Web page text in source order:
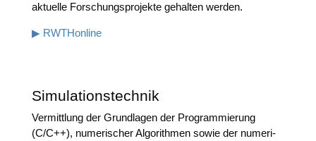
aktu­el­le For­schungs­pro­jek­te gehal­ten werden.
▶ RWTHon­line
Simulationstechnik
Ver­mitt­lung der Grund­la­gen der Pro­gram­mie­rung
(C/C++), nume­ri­scher Algo­rith­men sowie der nume­ri­